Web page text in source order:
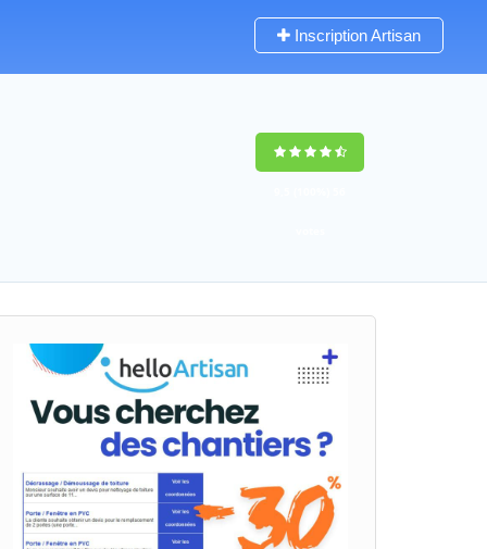
Inscription Artisan